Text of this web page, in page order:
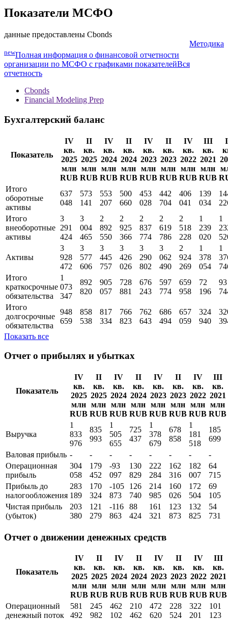
Показатели МСФО
данные предоставлены Cbonds
Методика
newПолная информация о финансовой отчетности
организации по МСФО с графиками показателейВся
отчетность
Cbonds
Financial Modeling Prep
Бухгалтерский баланс
Показатель
IV
кв.
2025
млн
RUB
II
кв.
2025
млн
RUB
IV
кв.
2024
млн
RUB
II
кв.
2024
млн
RUB
IV
кв.
2023
млн
RUB
II
кв.
2023
млн
RUB
IV
кв.
2022
млн
RUB
III
кв.
2021
млн
RUB
Итого
оборотные
активы
637
048
573
141
553
207
500
660
453
028
442
704
406
041
139
034
Итого
внеоборотные
активы
3
291
424
3
004
465
2
892
550
2
925
366
2
837
774
2
619
786
2
518
228
1
239
020
1
Активы
3
928
472
3
577
606
3
445
757
3
426
026
3
290
802
3
062
490
2
924
269
1
378
054
1
Итого
краткосрочные
обязательства
1
073
347
892
820
905
057
728
881
676
243
597
774
659
958
72
196
93
Итого
долгосрочные
обязательства
948
659
858
538
817
334
766
823
762
643
686
494
657
059
324
940
Показать все
Отчет о прибылях и убытках
Показатель
IV
кв.
2025
млн
RUB
II
кв.
2025
млн
RUB
IV
кв.
2024
млн
RUB
II
кв.
2024
млн
RUB
IV
кв.
2023
млн
RUB
II
кв.
2023
млн
RUB
IV
кв.
2022
млн
RUB
III
кв.
2021
млн
RUB
Выручка
1
833
976
835
993
1
505
655
725
437
1
378
679
678
858
1
181
518
185
699
Валовая прибыль - - - - - - -
-
Операционная
прибыль
304
058
179
452
-93
097
130
829
222
284
162
316
182
007
64
715
Прибыль до
налогообложения
283
189
170
324
-105
873
126
740
214
985
160
026
172
504
69
105
Чистая прибыль
(убыток)
203
380
121
279
-116
863
88
424
161
321
123
873
132
825
54
731
Отчет о движении денежных средств
Показатель
IV
кв.
2025
млн
RUB
II
кв.
2025
млн
RUB
IV
кв.
2024
млн
RUB
II
кв.
2024
млн
RUB
IV
кв.
2023
млн
RUB
II
кв.
2023
млн
RUB
IV
кв.
2022
млн
RUB
III
кв.
2021
млн
RUB
Операционный
денежный поток
581
492
245
982
462
102
210
462
472
620
228
524
322
201
101
123